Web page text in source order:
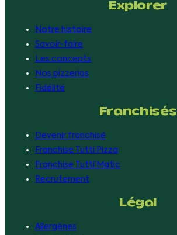
Explorer
Notre histoire
Savoir-faire
Les concepts
Nos pizzerias
Fidélité
Franchisés
Devenir franchisé
Franchise Tutti Pizza
Franchise Tutti’Matic
Recrutement
Légal
Allergènes